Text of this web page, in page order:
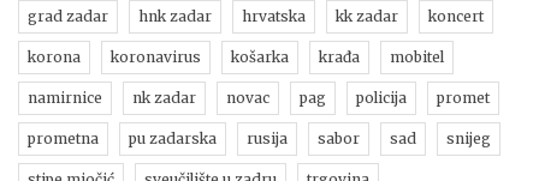
grad zadar hnk zadar hrvatska kk zadar koncert
korona koronavirus košarka krađa mobitel
namirnice nk zadar novac pag policija promet
prometna pu zadarska rusija sabor sad snijeg